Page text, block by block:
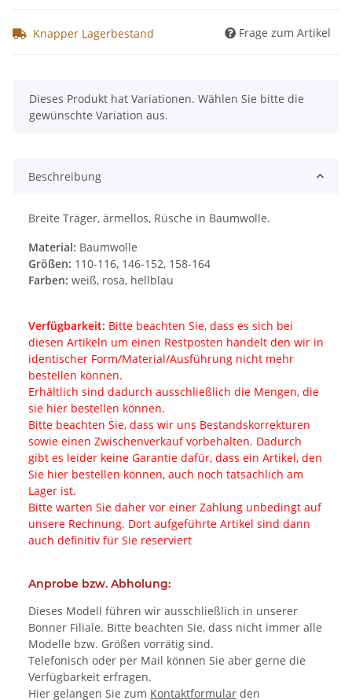
Knapper Lagerbestand Frage zum Artikel
x
Dieses Produkt hat Variationen. Wählen Sie bitte die
gewünschte Variation aus.
Beschreibung
Breite Träger, ärmellos, Rüsche in Baumwolle.
Material: Baumwolle
Größen: 110-116, 146-152, 158-164
Farben: weiß, rosa, hellblau
Verfügbarkeit: Bitte beachten Sie, dass es sich bei
diesen Artikeln um einen Restposten handelt den wir in
identischer Form/Material/Ausführung nicht mehr
bestellen können.
Erhältlich sind dadurch ausschließlich die Mengen, die
sie hier bestellen können.
Bitte beachten Sie, dass wir uns Bestandskorrekturen
sowie einen Zwischenverkauf vorbehalten. Dadurch
gibt es leider keine Garantie dafür, dass ein Artikel, den
Sie hier bestellen können, auch noch tatsächlich am
Lager ist.
Bitte warten Sie daher vor einer Zahlung unbedingt auf
unsere Rechnung. Dort aufgeführte Artikel sind dann
auch definitiv für Sie reserviert
Anprobe bzw. Abholung:
Dieses Modell führen wir ausschließlich in unserer
Bonner Filiale. Bitte beachten Sie, dass nicht immer alle
Modelle bzw. Größen vorrätig sind.
Telefonisch oder per Mail können Sie aber gerne die
Verfügbarkeit erfragen.
Hier gelangen Sie zum Kontaktformular den